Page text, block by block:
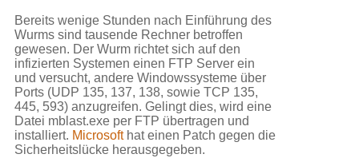
Bereits wenige Stunden nach Einführung des
Wurms sind tausende Rechner betroffen
gewesen. Der Wurm richtet sich auf den
infizierten Systemen einen FTP Server ein
und versucht, andere Windowssysteme über
Ports (UDP 135, 137, 138, sowie TCP 135,
445, 593) anzugreifen. Gelingt dies, wird eine
Datei mblast.exe per FTP übertragen und
installiert. Microsofthat einen Patch gegen die
Sicherheitslücke herausgegeben.